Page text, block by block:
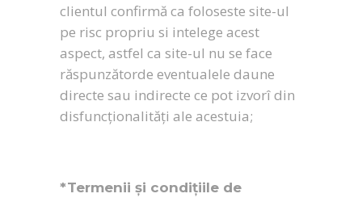
clientul confirmă ca foloseste site-ul
pe risc propriu si intelege acest
aspect, astfel ca site-ul nu se face
răspunzătorde eventualele daune
directe sau indirecte ce pot izvorî din
disfuncționalități ale acestuia;
*Termenii și condițiile de